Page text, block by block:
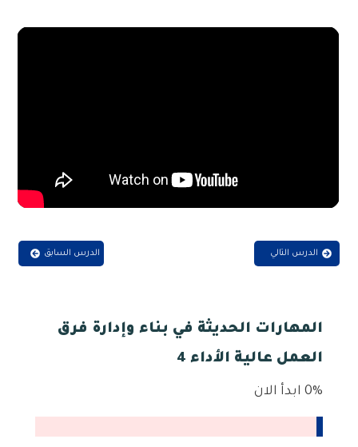
الدرس التالي الدرس السابق
المهارات الحديثة في بناء وإدارة فرق
العمل عالية الأداء 4
0% ابدأ الان